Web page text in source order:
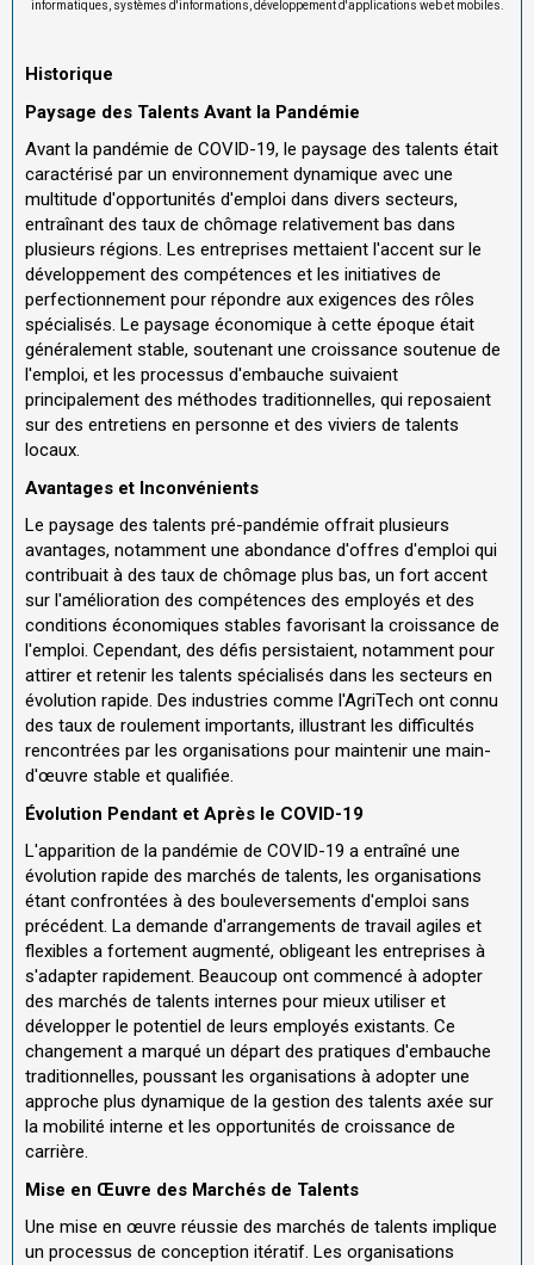
informatiques, systèmes d'informations, développement d'applications web et mobiles.
Historique
Paysage des Talents Avant la Pandémie
Avant la pandémie de COVID-19, le paysage des talents était
caractérisé par un environnement dynamique avec une
multitude d'opportunités d'emploi dans divers secteurs,
entraînant des taux de chômage relativement bas dans
plusieurs régions. Les entreprises mettaient l'accent sur le
développement des compétences et les initiatives de
perfectionnement pour répondre aux exigences des rôles
spécialisés. Le paysage économique à cette époque était
généralement stable, soutenant une croissance soutenue de
l'emploi, et les processus d'embauche suivaient
principalement des méthodes traditionnelles, qui reposaient
sur des entretiens en personne et des viviers de talents
locaux.
Avantages et Inconvénients
Le paysage des talents pré-pandémie offrait plusieurs
avantages, notamment une abondance d'offres d'emploi qui
contribuait à des taux de chômage plus bas, un fort accent
sur l'amélioration des compétences des employés et des
conditions économiques stables favorisant la croissance de
l'emploi. Cependant, des défis persistaient, notamment pour
attirer et retenir les talents spécialisés dans les secteurs en
évolution rapide. Des industries comme l'AgriTech ont connu
des taux de roulement importants, illustrant les difficultés
rencontrées par les organisations pour maintenir une main-
d'œuvre stable et qualifiée.
Évolution Pendant et Après le COVID-19
L'apparition de la pandémie de COVID-19 a entraîné une
évolution rapide des marchés de talents, les organisations
étant confrontées à des bouleversements d'emploi sans
précédent. La demande d'arrangements de travail agiles et
flexibles a fortement augmenté, obligeant les entreprises à
s'adapter rapidement. Beaucoup ont commencé à adopter
des marchés de talents internes pour mieux utiliser et
développer le potentiel de leurs employés existants. Ce
changement a marqué un départ des pratiques d'embauche
traditionnelles, poussant les organisations à adopter une
approche plus dynamique de la gestion des talents axée sur
la mobilité interne et les opportunités de croissance de
carrière.
Mise en Œuvre des Marchés de Talents
Une mise en œuvre réussie des marchés de talents implique
un processus de conception itératif. Les organisations